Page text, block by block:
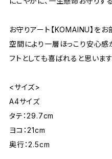
お守りアート【KOMAINU】を
空間により一層ほっこり安心感
フトとしても喜ばれると思いま
<サイズ>
A4サイズ
タテ：29.7cm
ヨコ：21cm
奥行：2.5cm